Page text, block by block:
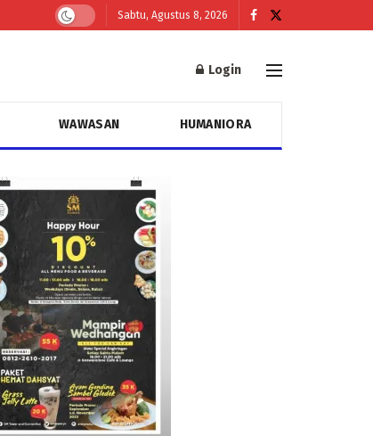
Sabtu, Agustus 8, 2026
Login
WAWASAN HUMANIORA